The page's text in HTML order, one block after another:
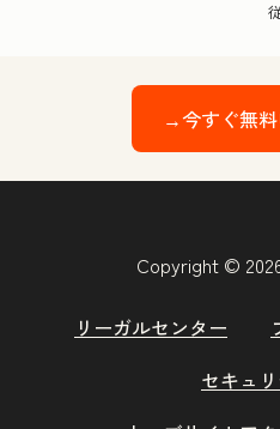
→今すぐ無
Copyright ©
リーガルセンター
セキュ